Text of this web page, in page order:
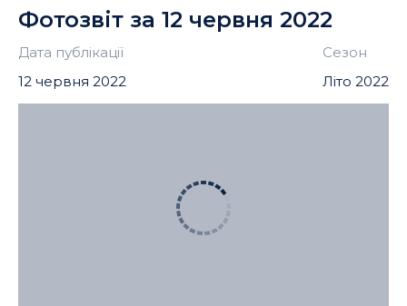
Фотозвіт за 12 червня 2022
Дата публікації
12 червня 2022
Сезон
Літо 2022